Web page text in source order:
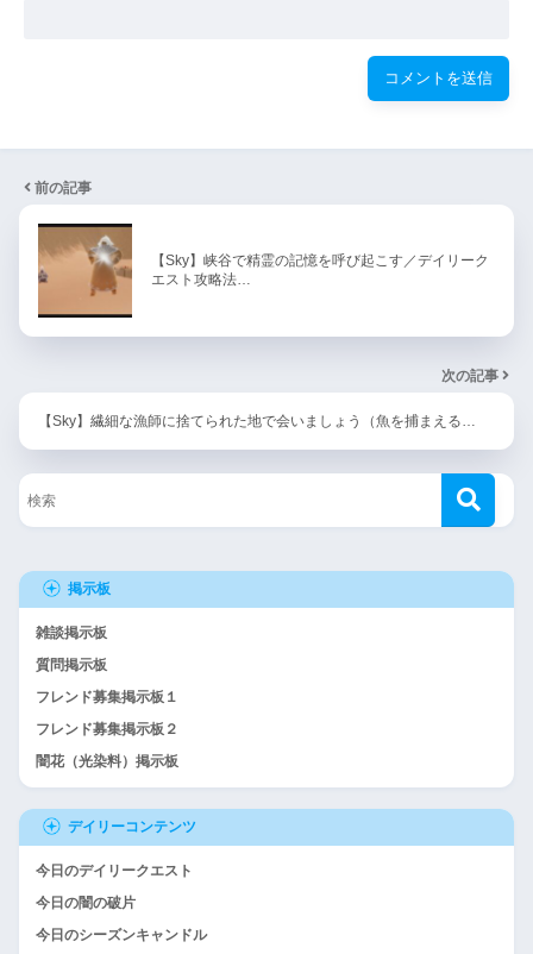
前の記事
【Sky】峡谷で精霊の記憶を呼び起こす／デイリーク
エスト攻略法…
次の記事
【Sky】繊細な漁師に捨てられた地で会いましょう（魚を捕まえる…
掲示板
雑談掲示板
質問掲示板
フレンド募集掲示板１
フレンド募集掲示板２
闇花（光染料）掲示板
デイリーコンテンツ
今日のデイリークエスト
今日の闇の破片
今日のシーズンキャンドル